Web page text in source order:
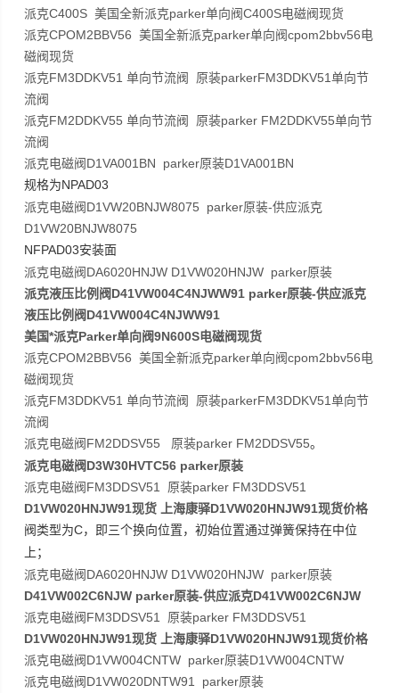
派克C400S 美国全新派克parker单向阀C400S电磁阀现货
派克CPOM2BBV56 美国全新派克parker单向阀cpom2bbv56电
磁阀现货
派克FM3DDKV51 单向节流阀 原装parkerFM3DDKV51单向节
流阀
派克FM2DDKV55 单向节流阀 原装parker FM2DDKV55单向节
流阀
派克电磁阀D1VA001BN parker原装D1VA001BN
规格为NPAD03
派克电磁阀D1VW20BNJW8075 parker原装-供应派克
D1VW20BNJW8075
NFPAD03安装面
派克电磁阀DA6020HNJW D1VW020HNJW parker原装
派克液压比例阀D41VW004C4NJWW91 parker原装-供应派克
液压比例阀D41VW004C4NJWW91
美国*派克Parker单向阀9N600S电磁阀现货
派克CPOM2BBV56 美国全新派克parker单向阀cpom2bbv56电
磁阀现货
派克FM3DDKV51 单向节流阀 原装parkerFM3DDKV51单向节
流阀
派克电磁阀FM2DDSV55 原装parker FM2DDSV55。
派克电磁阀D3W30HVTC56 parker原装
派克电磁阀FM3DDSV51 原装parker FM3DDSV51
D1VW020HNJW91现货 上海康驿D1VW020HNJW91现货价格
阀类型为C，即三个换向位置，初始位置通过弹簧保持在中位
上；
派克电磁阀DA6020HNJW D1VW020HNJW parker原装
D41VW002C6NJW parker原装-供应派克D41VW002C6NJW
派克电磁阀FM3DDSV51 原装parker FM3DDSV51
D1VW020HNJW91现货 上海康驿D1VW020HNJW91现货价格
派克电磁阀D1VW004CNTW parker原装D1VW004CNTW
派克电磁阀D1VW020DNTW91 parker原装